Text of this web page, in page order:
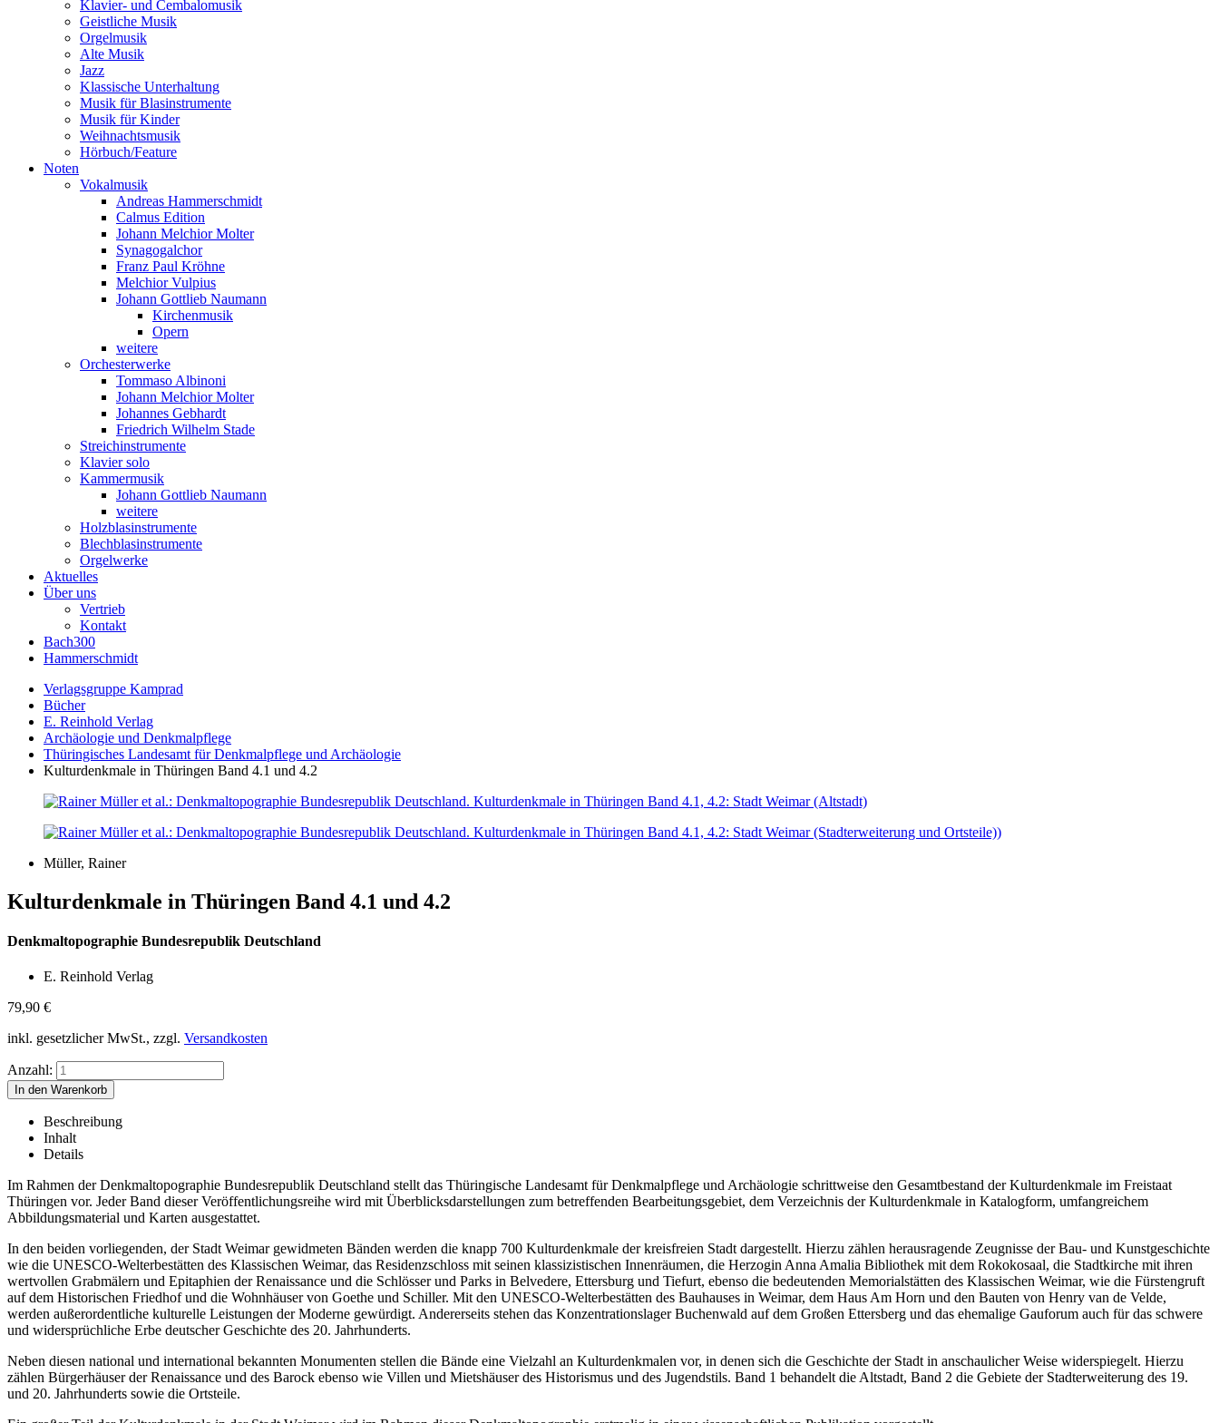
Klavier- und Cembalomusik
Geistliche Musik
Orgelmusik
Alte Musik
Jazz
Klassische Unterhaltung
Musik für Blasinstrumente
Musik für Kinder
Weihnachtsmusik
Hörbuch/Feature
Noten
Vokalmusik
Andreas Hammerschmidt
Calmus Edition
Johann Melchior Molter
Synagogalchor
Franz Paul Kröhne
Melchior Vulpius
Johann Gottlieb Naumann
Kirchenmusik
Opern
weitere
Orchesterwerke
Tommaso Albinoni
Johann Melchior Molter
Johannes Gebhardt
Friedrich Wilhelm Stade
Streichinstrumente
Klavier solo
Kammermusik
Johann Gottlieb Naumann
weitere
Holzblasinstrumente
Blechblasinstrumente
Orgelwerke
Aktuelles
Über uns
Vertrieb
Kontakt
Bach300
Hammerschmidt
Verlagsgruppe Kamprad
Bücher
E. Reinhold Verlag
Archäologie und Denkmalpflege
Thüringisches Landesamt für Denkmalpflege und Archäologie
Kulturdenkmale in Thüringen Band 4.1 und 4.2
Müller, Rainer
Kulturdenkmale in Thüringen Band 4.1 und 4.2
Denkmaltopographie Bundesrepublik Deutschland
E. Reinhold Verlag
79,90 €
inkl. gesetzlicher MwSt., zzgl. Versandkosten
Anzahl:
Beschreibung
Inhalt
Details
Im Rahmen der Denkmaltopographie Bundesrepublik Deutschland stellt das Thüringische Landesamt für Denkmalpflege und Archäologie schrittweise den Gesamtbestand der Kulturdenkmale im Freistaat
Thüringen vor. Jeder Band dieser Veröffentlichungsreihe wird mit Überblicksdarstellungen zum betreffenden Bearbeitungsgebiet, dem Verzeichnis der Kulturdenkmale in Katalogform, umfangreichem
Abbildungsmaterial und Karten ausgestattet.
In den beiden vorliegenden, der Stadt Weimar gewidmeten Bänden werden die knapp 700 Kulturdenkmale der kreisfreien Stadt dargestellt. Hierzu zählen herausragende Zeugnisse der Bau- und Kunstgeschichte
wie die UNESCO-Welterbestätten des Klassischen Weimar, das Residenzschloss mit seinen klassizistischen Innenräumen, die Herzogin Anna Amalia Bibliothek mit dem Rokokosaal, die Stadtkirche mit ihren
wertvollen Grabmälern und Epitaphien der Renaissance und die Schlösser und Parks in Belvedere, Ettersburg und Tiefurt, ebenso die bedeutenden Memorialstätten des Klassischen Weimar, wie die Fürstengruft
auf dem Historischen Friedhof und die Wohnhäuser von Goethe und Schiller. Mit den UNESCO-Welterbestätten des Bauhauses in Weimar, dem Haus Am Horn und den Bauten von Henry van de Velde,
werden außerordentliche kulturelle Leistungen der Moderne gewürdigt. Andererseits stehen das Konzentrationslager Buchenwald auf dem Großen Ettersberg und das ehemalige Gauforum auch für das schwere
und widersprüchliche Erbe deutscher Geschichte des 20. Jahrhunderts.
Neben diesen national und international bekannten Monumenten stellen die Bände eine Vielzahl an Kulturdenkmalen vor, in denen sich die Geschichte der Stadt in anschaulicher Weise widerspiegelt. Hierzu
zählen Bürgerhäuser der Renaissance und des Barock ebenso wie Villen und Mietshäuser des Historismus und des Jugendstils. Band 1 behandelt die Altstadt, Band 2 die Gebiete der Stadterweiterung des 19.
und 20. Jahrhunderts sowie die Ortsteile.